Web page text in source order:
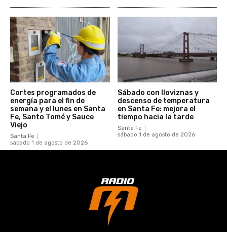
Cortes programados de
energía para el fin de
semana y el lunes en Santa
Fe, Santo Tomé y Sauce
Viejo
Santa Fe
sábado 1 de agosto de 2026
Sábado con lloviznas y
descenso de temperatura
en Santa Fe: mejora el
tiempo hacia la tarde
Santa Fe
sábado 1 de agosto de 2026